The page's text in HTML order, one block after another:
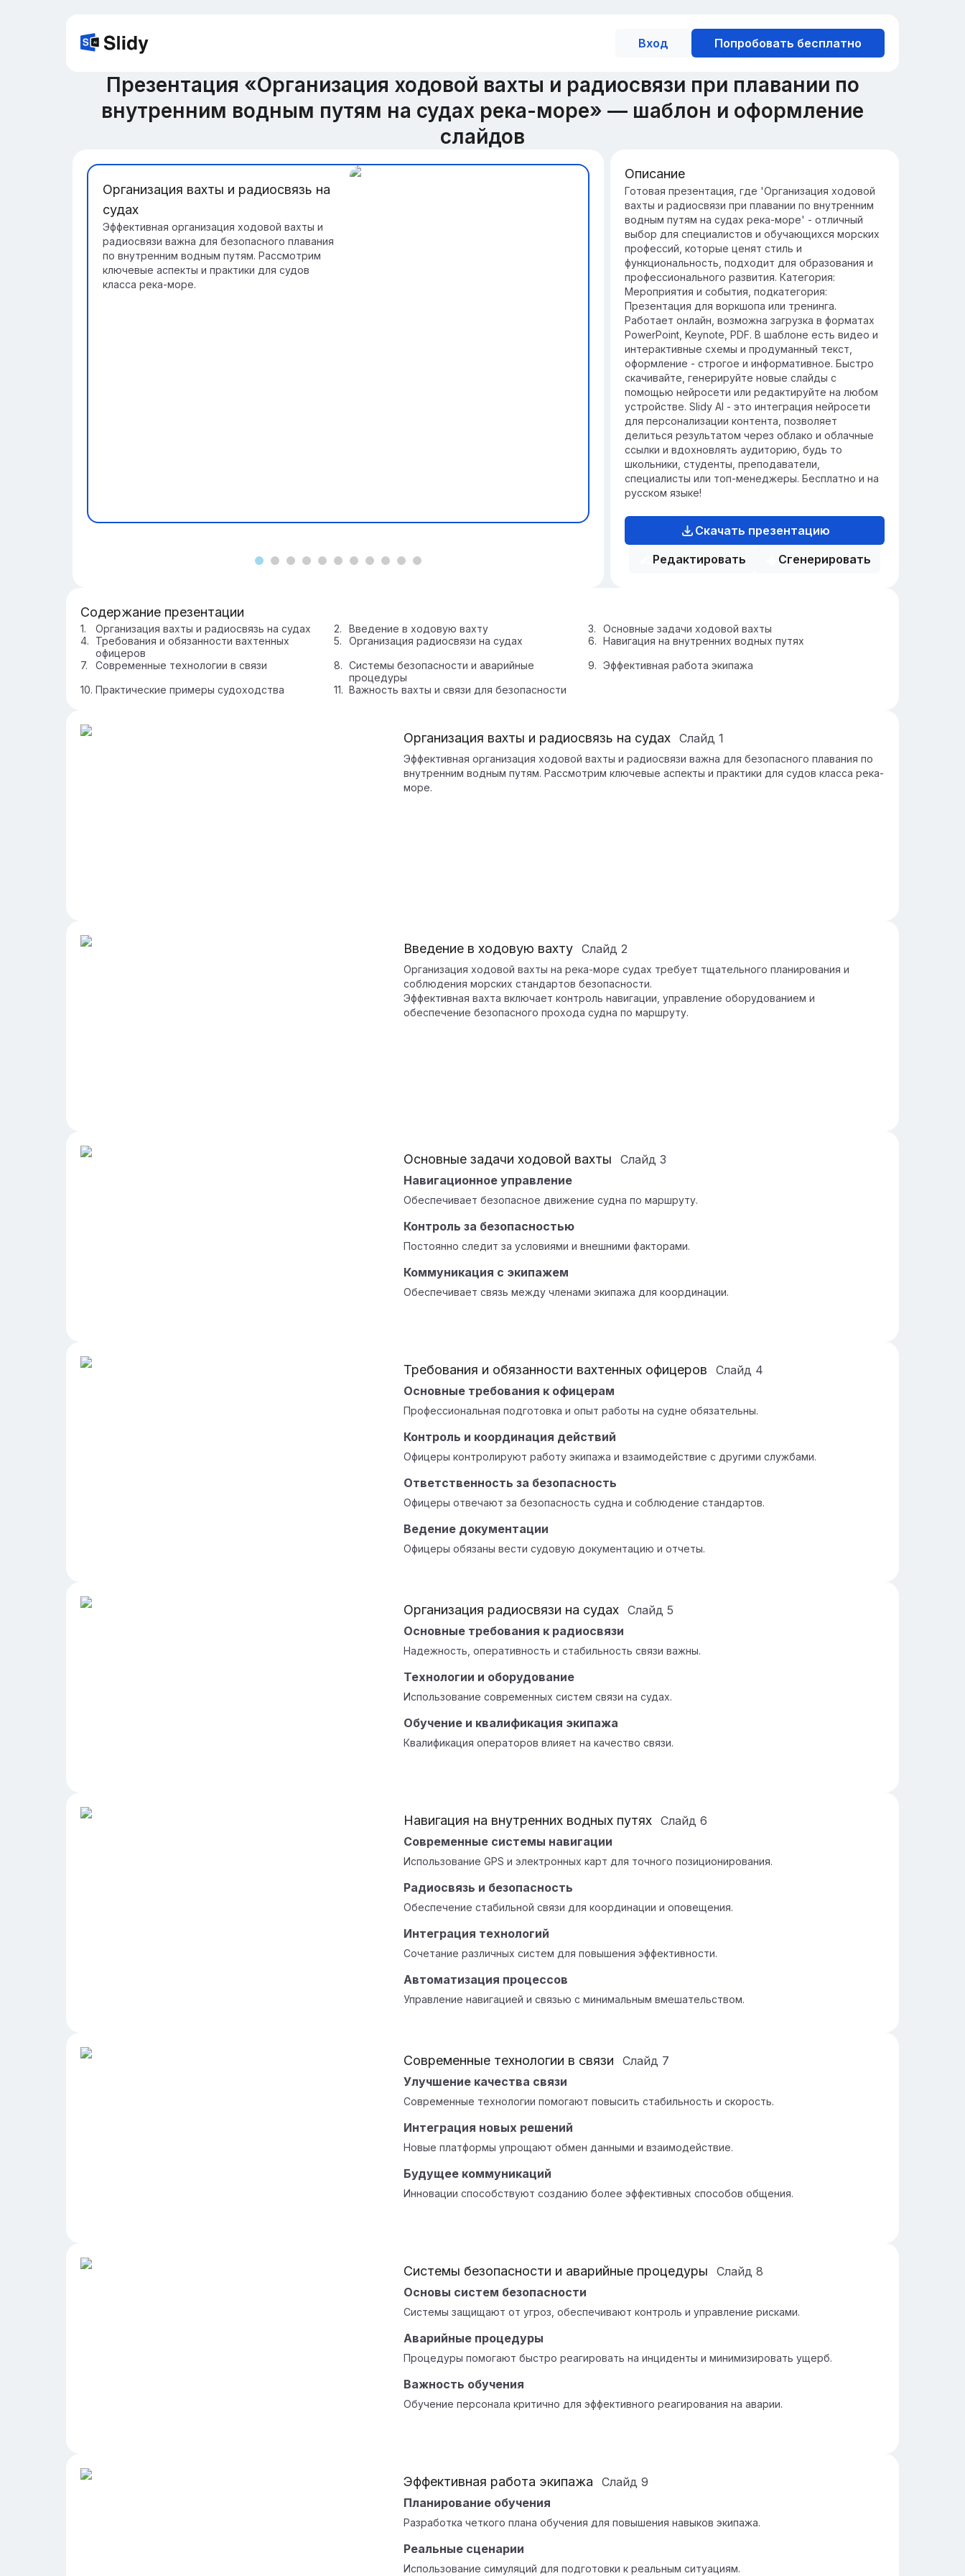
Вход Попробовать бесплатно
Презентация «Организация ходовой вахты и радиосвязи при плавании по
внутренним водным путям на судах река-море» — шаблон и оформление
слайдов
Организация вахты и радиосвязь на
судах
Эффективная организация ходовой вахты и
радиосвязи важна для безопасного плавания
по внутренним водным путям. Рассмотрим
ключевые аспекты и практики для судов
класса река-море.
Введение в ходовую вахту
Организация ходовой вахты на река-море
судах требует тщательного планирования и
соблюдения морских стандартов
безопасности.
Эффективная вахта включает контроль
навигации, управление оборудованием и
обеспечение безопасного прохода судна по
маршруту.
Описание
Готовая презентация, где 'Организация ходовой
вахты и радиосвязи при плавании по внутренним
водным путям на судах река-море' - отличный
выбор для специалистов и обучающихся морских
профессий, которые ценят стиль и
функциональность, подходит для образования и
профессионального развития. Категория:
Мероприятия и события, подкатегория:
Презентация для воркшопа или тренинга.
Работает онлайн, возможна загрузка в форматах
PowerPoint, Keynote, PDF. В шаблоне есть видео и
интерактивные схемы и продуманный текст,
оформление - строгое и информативное. Быстро
скачивайте, генерируйте новые слайды с
помощью нейросети или редактируйте на любом
устройстве. Slidy AI - это интеграция нейросети
для персонализации контента, позволяет
делиться результатом через облако и облачные
ссылки и вдохновлять аудиторию, будь то
школьники, студенты, преподаватели,
специалисты или топ-менеджеры. Бесплатно и на
русском языке!
Скачать презентацию
Редактировать
Сгенерировать
Содержание презентации
Организация вахты и радиосвязь на судах Введение в ходовую вахту
Основные задачи ходовой вахты
Требования и обязанности вахтенных
офицеров
Организация радиосвязи на судах
Навигация на внутренних водных путях
Современные технологии в связи
Системы безопасности и аварийные
процедуры
Эффективная работа экипажа
Практические примеры судоходства
Важность вахты и связи для безопасности
Организация вахты и радиосвязь на судах Слайд 1
Эффективная организация ходовой вахты и радиосвязи важна для безопасного плавания по
внутренним водным путям. Рассмотрим ключевые аспекты и практики для судов класса река-
море.
Введение в ходовую вахту Слайд 2
Организация ходовой вахты на река-море судах требует тщательного планирования и
соблюдения морских стандартов безопасности.
Эффективная вахта включает контроль навигации, управление оборудованием и
обеспечение безопасного прохода судна по маршруту.
Основные задачи ходовой вахты Слайд 3
Навигационное управление
Обеспечивает безопасное движение судна по маршруту.
Контроль за безопасностью
Постоянно следит за условиями и внешними факторами.
Коммуникация с экипажем
Обеспечивает связь между членами экипажа для координации.
Требования и обязанности вахтенных офицеров Слайд 4
Основные требования к офицерам
Профессиональная подготовка и опыт работы на судне обязательны.
Контроль и координация действий
Офицеры контролируют работу экипажа и взаимодействие с другими службами.
Ответственность за безопасность
Офицеры отвечают за безопасность судна и соблюдение стандартов.
Ведение документации
Офицеры обязаны вести судовую документацию и отчеты.
Организация радиосвязи на судах Слайд 5
Основные требования к радиосвязи
Надежность, оперативность и стабильность связи важны.
Технологии и оборудование
Использование современных систем связи на судах.
Обучение и квалификация экипажа
Квалификация операторов влияет на качество связи.
Навигация на внутренних водных путях Слайд 6
Современные системы навигации
Использование GPS и электронных карт для точного позиционирования.
Радиосвязь и безопасность
Обеспечение стабильной связи для координации и оповещения.
Интеграция технологий
Сочетание различных систем для повышения эффективности.
Автоматизация процессов
Управление навигацией и связью с минимальным вмешательством.
Современные технологии в связи Слайд 7
Улучшение качества связи
Современные технологии помогают повысить стабильность и скорость.
Интеграция новых решений
Новые платформы упрощают обмен данными и взаимодействие.
Будущее коммуникаций
Инновации способствуют созданию более эффективных способов общения.
Системы безопасности и аварийные процедуры Слайд 8
Основы систем безопасности
Системы защищают от угроз, обеспечивают контроль и управление рисками.
Аварийные процедуры
Процедуры помогают быстро реагировать на инциденты и минимизировать ущерб.
Важность обучения
Обучение персонала критично для эффективного реагирования на аварии.
Эффективная работа экипажа Слайд 9
Планирование обучения
Разработка четкого плана обучения для повышения навыков экипажа.
Реальные сценарии
Использование симуляций для подготовки к реальным ситуациям.